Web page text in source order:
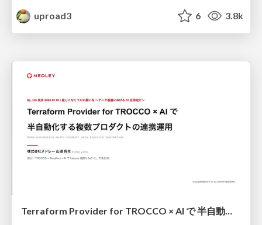
uproad3
6 3.8k
Terraform Provider for TROCCO × AI で 半自動化する複数プロダクトの連携運用 / Semi-Automating Multi-Product Data Integration Ops with the Terraform Provider for TROCCO × AI